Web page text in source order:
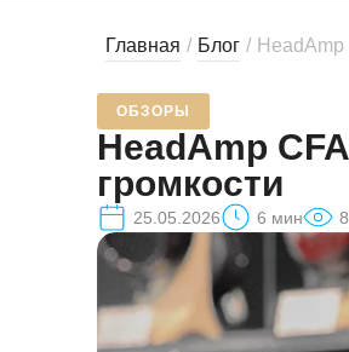
Главная / Блог /
ОБЗОРЫ
HeadAmp
громкости
25.05.2026 6 мин